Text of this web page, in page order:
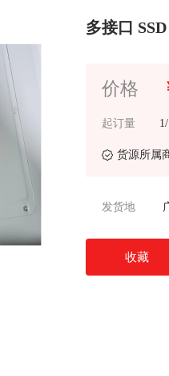
多接口
价格
起订量
货源所属
发货地
收藏